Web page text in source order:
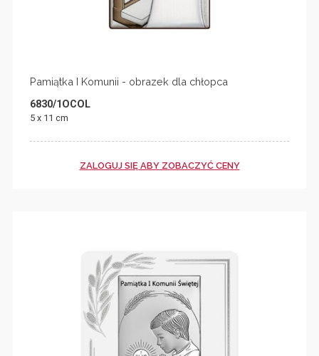
Pamiątka I Komunii - obrazek dla chłopca
6830/1OCOL
5 x 11 cm
ZALOGUJ SIĘ ABY ZOBACZYĆ CENY